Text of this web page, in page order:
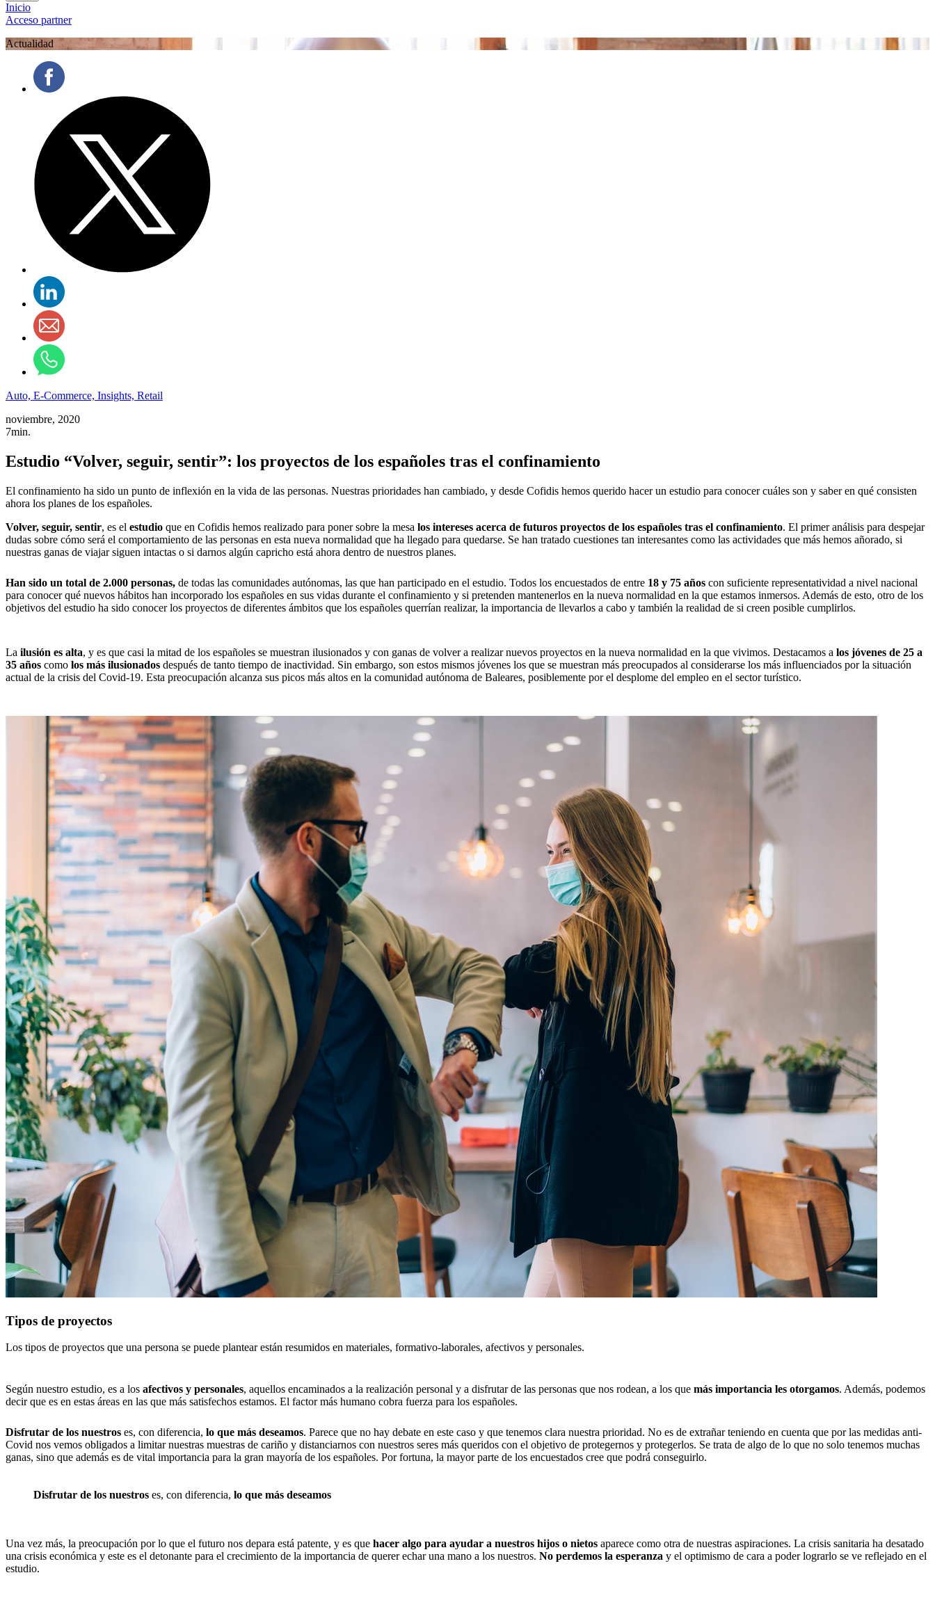
Inicio
Acceso partner
Actualidad
Auto, E-Commerce, Insights, Retail
noviembre, 2020
7min.
Estudio “Volver, seguir, sentir”: los proyectos de los españoles tras el confinamiento
El confinamiento ha sido un punto de inflexión en la vida de las personas. Nuestras prioridades han cambiado, y desde Cofidis hemos querido hacer un estudio para conocer cuáles son y saber en qué consisten
ahora los planes de los españoles.
Volver, seguir, sentir, es el estudio que en Cofidis hemos realizado para poner sobre la mesa los intereses acerca de futuros proyectos de los españoles tras el confinamiento. El primer análisis para despejar
dudas sobre cómo será el comportamiento de las personas en esta nueva normalidad que ha llegado para quedarse. Se han tratado cuestiones tan interesantes como las actividades que más hemos añorado, si
nuestras ganas de viajar siguen intactas o si darnos algún capricho está ahora dentro de nuestros planes.
Han sido un total de 2.000 personas, de todas las comunidades autónomas, las que han participado en el estudio. Todos los encuestados de entre 18 y 75 años con suficiente representatividad a nivel nacional
para conocer qué nuevos hábitos han incorporado los españoles en sus vidas durante el confinamiento y si pretenden mantenerlos en la nueva normalidad en la que estamos inmersos. Además de esto, otro de los
objetivos del estudio ha sido conocer los proyectos de diferentes ámbitos que los españoles querrían realizar, la importancia de llevarlos a cabo y también la realidad de si creen posible cumplirlos.
La ilusión es alta, y es que casi la mitad de los españoles se muestran ilusionados y con ganas de volver a realizar nuevos proyectos en la nueva normalidad en la que vivimos. Destacamos a los jóvenes de 25 a
35 años como los más ilusionados después de tanto tiempo de inactividad. Sin embargo, son estos mismos jóvenes los que se muestran más preocupados al considerarse los más influenciados por la situación
actual de la crisis del Covid-19. Esta preocupación alcanza sus picos más altos en la comunidad autónoma de Baleares, posiblemente por el desplome del empleo en el sector turístico.
Tipos de proyectos
Los tipos de proyectos que una persona se puede plantear están resumidos en materiales, formativo-laborales, afectivos y personales.
Según nuestro estudio, es a los afectivos y personales, aquellos encaminados a la realización personal y a disfrutar de las personas que nos rodean, a los que más importancia les otorgamos. Además, podemos
decir que es en estas áreas en las que más satisfechos estamos. El factor más humano cobra fuerza para los españoles.
Disfrutar de los nuestros es, con diferencia, lo que más deseamos. Parece que no hay debate en este caso y que tenemos clara nuestra prioridad. No es de extrañar teniendo en cuenta que por las medidas anti-
Covid nos vemos obligados a limitar nuestras muestras de cariño y distanciarnos con nuestros seres más queridos con el objetivo de protegernos y protegerlos. Se trata de algo de lo que no solo tenemos muchas
ganas, sino que además es de vital importancia para la gran mayoría de los españoles. Por fortuna, la mayor parte de los encuestados cree que podrá conseguirlo.
Disfrutar de los nuestros es, con diferencia, lo que más deseamos
Una vez más, la preocupación por lo que el futuro nos depara está patente, y es que hacer algo para ayudar a nuestros hijos o nietos aparece como otra de nuestras aspiraciones. La crisis sanitaria ha desatado
una crisis económica y este es el detonante para el crecimiento de la importancia de querer echar una mano a los nuestros. No perdemos la esperanza y el optimismo de cara a poder lograrlo se ve reflejado en el
estudio.